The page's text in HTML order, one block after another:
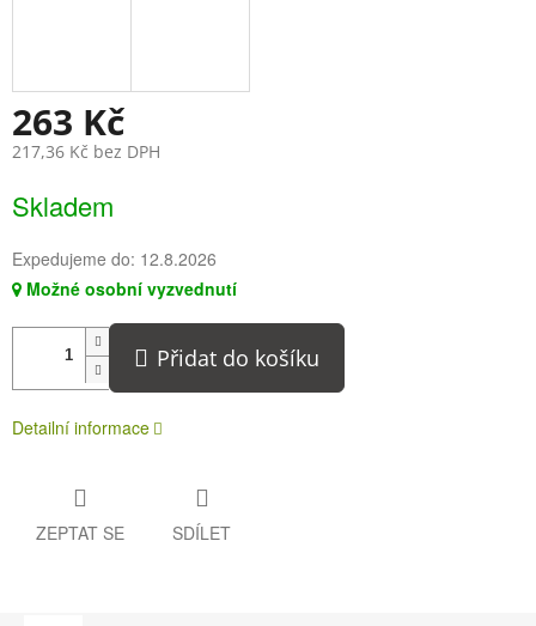
263 Kč
217,36 Kč bez DPH
cena:
Skladem
Expedujeme do: 12.8.2026
Možné osobní vyzvednutí
Přidat do košíku
Detailní informace
ZEPTAT SE SDÍLET